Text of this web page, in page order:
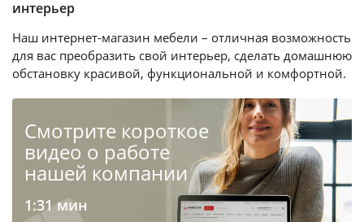
интерьер
Наш интернет-магазин мебели – отличная возможность
для вас преобразить свой интерьер, сделать домашнюю
обстановку красивой, функциональной и комфортной.
Cмотрите короткое
видео о работе
нашей компании
1:31 мин